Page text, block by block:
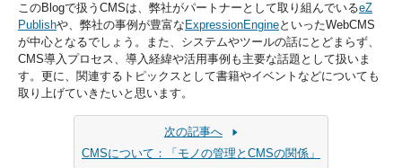
このBlogで扱うCMSは、弊社がパートナーとして取り組んでいるeZ
Publishや、弊社の事例が豊富な ExpressionEngineといったWebCMS
が中心となるでしょう。また、システムやツールの話にとどまらず、
CMS導入プロセス、導入経緯や活用事例も主要な話題として扱いま
す。更に、関連するトピックスとして書籍やイベントなどについても
取り上げていきたいと思います。
次の記事へ
CMSについて：「モノの管理とCMSの関係」